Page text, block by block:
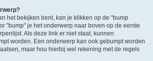
het bekijken bent, kan je klikken op de "bump
"bump" je het onderwerp naar boven op de eerste
Als deze link er niet staat, kunnen
worden. Een onderwerp kan ook gebumpt worden
maar hou hierbij wel rekening met de regels